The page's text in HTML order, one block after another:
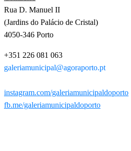
Rua D. Manuel II
(Jardins do Palácio de Cristal)
4050-346 Porto
+351 226 081 063
galeriamunicipal@agoraporto.pt
instagram.com/galeriamunicipaldoporto
fb.me/galeriamunicipaldoporto